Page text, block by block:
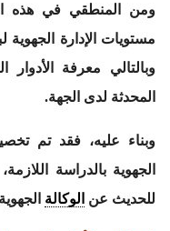
ومن المنطقي في هذه
مستويات الإدارة الجهوية
وبالتالي معرفة
المحدثة لدى الجهة.
وبناء عليه، فقد تم
الجهوية بالدراسة
للحديث عن الوكالة